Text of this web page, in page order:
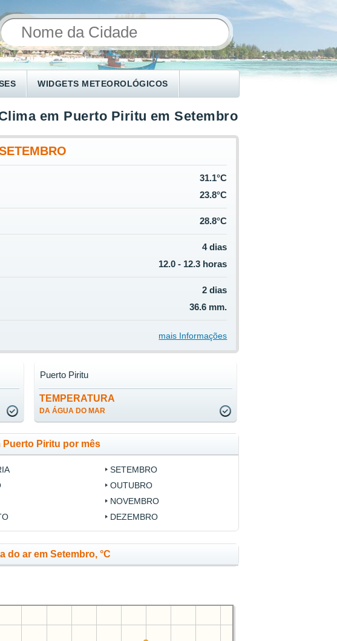
WIDGETS METEOROLÓGICOS
em Puerto Piritu em Setembro
31.1°C
23.8°C
28.8°C
4 dias
12.0 - 12.3 horas
2 dias
36.6 mm.
mais Informações
TEMPERATURA
DA ÁGUA DO MAR
Puerto Piritu
Puerto Piritu por mês
SETEMBRO
OUTUBRO
NOVEMBRO
DEZEMBRO
do ar em Setembro, °C